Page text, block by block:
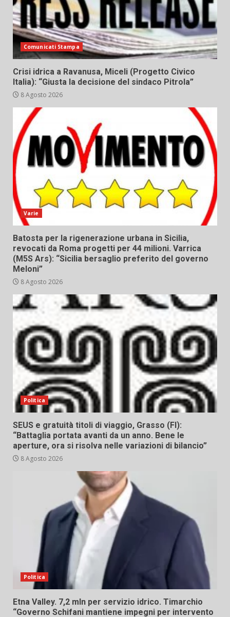
Comunicati Stampa
Crisi idrica a Ravanusa, Miceli (Progetto Civico
Italia): “Giusta la decisione del sindaco Pitrola”
8 Agosto 2026
Varie
Batosta per la rigenerazione urbana in Sicilia,
revocati da Roma progetti per 44 milioni. Varrica
(M5S Ars): “Sicilia bersaglio preferito del governo
Meloni”
8 Agosto 2026
Politica
SEUS e gratuità titoli di viaggio, Grasso (FI):
“Battaglia portata avanti da un anno. Bene le
aperture, ora si risolva nelle variazioni di bilancio”
8 Agosto 2026
Politica
Etna Valley. 7,2 mln per servizio idrico. Timarchio
“Governo Schifani mantiene impegni per intervento